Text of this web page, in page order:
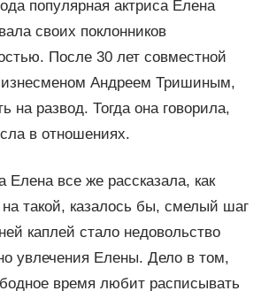
популярная актриса Елена
своих поклонников
После 30 лет совместной
Андреем Тришиным,
на развод. Тогда она говорила,
в отношениях.
Елена все же рассказала, как
такой, казалось бы, смелый шаг
каплей стало недовольство
увлечения Елены. Дело в том,
время любит расписывать